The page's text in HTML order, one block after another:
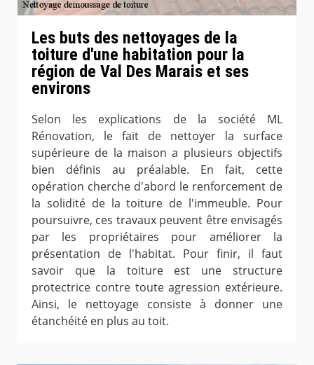
Les buts des nettoyages de la
toiture d'une habitation pour la
région de Val Des Marais et ses
environs
Selon les explications de la société ML
Rénovation, le fait de nettoyer la surface
supérieure de la maison a plusieurs objectifs
bien définis au préalable. En fait, cette
opération cherche d'abord le renforcement de
la solidité de la toiture de l'immeuble. Pour
poursuivre, ces travaux peuvent être envisagés
par les propriétaires pour améliorer la
présentation de l'habitat. Pour finir, il faut
savoir que la toiture est une structure
protectrice contre toute agression extérieure.
Ainsi, le nettoyage consiste à donner une
étanchéité en plus au toit.